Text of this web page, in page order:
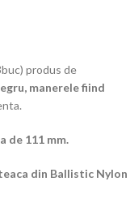
produs de
manerele fiind
de 111 mm.
din Ballistic Nylon